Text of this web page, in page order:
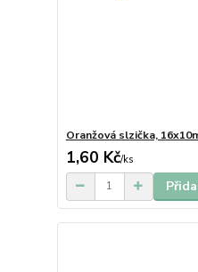
Oranžová slzička,
1,60 Kč/ks